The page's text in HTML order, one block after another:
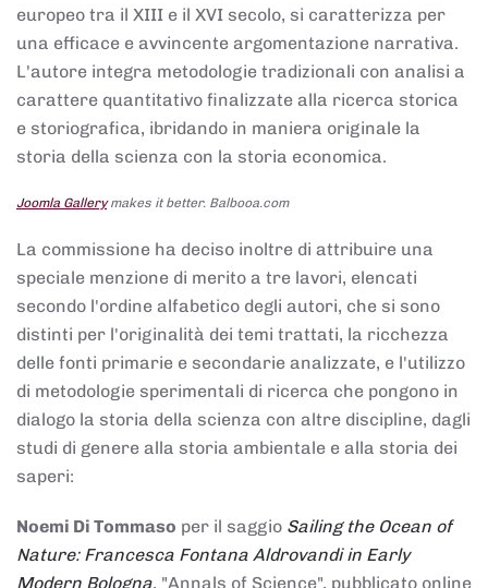
europeo tra il XIII e il XVI secolo, si caratterizza per
una efficace e avvincente argomentazione narrativa.
L'autore integra metodologie tradizionali con analisi a
carattere quantitativo finalizzate alla ricerca storica
e storiografica, ibridando in maniera originale la
storia della scienza con la storia economica.
Joomla Gallerymakes it better. Balbooa.com
La commissione ha deciso inoltre di attribuire una
speciale menzione di merito a tre lavori, elencati
secondo l'ordine alfabetico degli autori, che si sono
distinti per l'originalità dei temi trattati, la ricchezza
delle fonti primarie e secondarie analizzate, e l'utilizzo
di metodologie sperimentali di ricerca che pongono in
dialogo la storia della scienza con altre discipline, dagli
studi di genere alla storia ambientale e alla storia dei
saperi:
Noemi Di Tommaso per il saggio Sailing the Ocean of
Nature: Francesca Fontana Aldrovandi in Early
Modern Bologna, "Annals of Science", pubblicato online